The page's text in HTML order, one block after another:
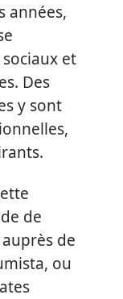
années,
et
Des
y sont
de
de
ou